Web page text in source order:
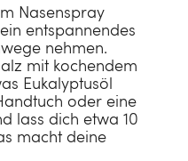
Nasenspray
entspannendes
nehmen.
mit kochendem
Eukalyptusöl
oder eine
lass dich etwa 10
macht deine